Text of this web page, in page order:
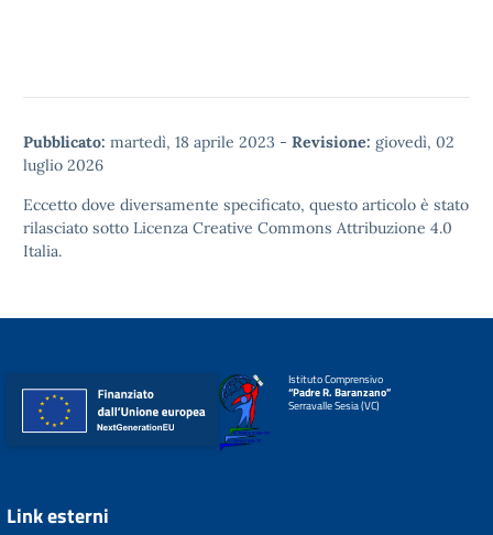
Pubblicato: martedì, 18 aprile 2023 - Revisione: giovedì, 02
luglio 2026
Eccetto dove diversamente specificato, questo articolo è stato
rilasciato sotto Licenza Creative Commons Attribuzione 4.0
Italia.
Istituto Comprensivo
“Padre R. Baranzano”
Serravalle Sesia (VC)
Link esterni